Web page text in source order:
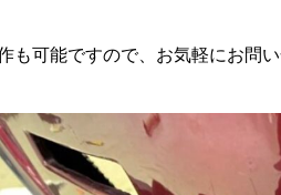
も可能ですので、お気軽にお問